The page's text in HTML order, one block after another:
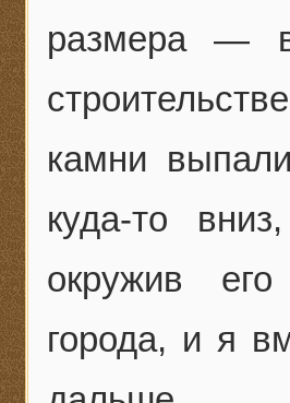
размера —
камни
куда-то
окружив
города, и я